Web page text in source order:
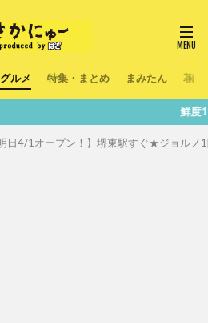
グルメ 特集・まとめ まみたん 暮ら
鮮度100％！堺・南大
明日4/1オープン！】堺東駅すぐ★ジョルノ